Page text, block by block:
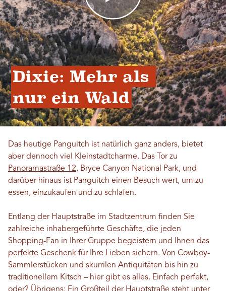
Dixie: Mehr als
nur ein Wald
Das heutige Panguitch ist natürlich ganz anders, bietet
aber dennoch viel Kleinstadtcharme. Das Tor zu
Panoramastraße 12, Bryce Canyon National Park, und
darüber hinaus ist Panguitch einen Besuch wert, um zu
essen, einzukaufen und zu schlafen.
Entlang der Hauptstraße im Stadtzentrum finden Sie
zahlreiche inhabergeführte Geschäfte, die jeden
Shopping-Fan in Ihrer Gruppe begeistern und Ihnen das
perfekte Geschenk für Ihre Lieben sichern. Von Cowboy-
Sammlerstücken und skurrilen Antiquitäten bis hin zu
traditionellem Kitsch – hier gibt es alles. Einfach perfekt,